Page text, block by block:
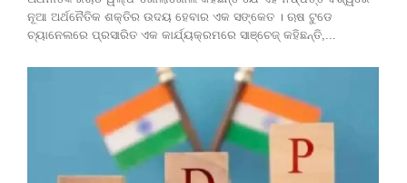
ନୂଆ ଅର୍ଥନୈତିକ ଶକ୍ତିର ଉଦୟ ହେବାର ଏକ ସଙ୍କେତ । ଋଷ ଟୁଡେ
ଚ୍ୟାନେଲରେ ପ୍ରସାରିତ ଏକ କାର୍ଯ୍ୟକ୍ରମରେ ସାଞ୍ଚେଜ୍ କହିଛନ୍ତି,...